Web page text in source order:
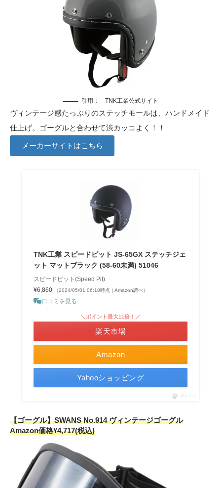
引用； TNK工業公式サイト
ヴィンテージ感たっぷりのステッチモールは、ハンドメイド
仕上げ。ゴーグルと合わせて渋カッコよく！！
メーカーサイトはこちら
TNK工業 スピードピット JS-65GX ステッチジェ
ット マットブラック (58-60未満) 51046
スピードピット(Speed Pit)
¥6,860
（2024/05/01 06:18時点 | Amazon調べ）
口コミを見る
Amazon
＼ポイント最大11倍！／
楽天市場
Yahooショッピング
ポチップ
【ゴーグル】SWANS No.914 ヴィンテージゴーグル
Amazon価格¥4,717(税込)